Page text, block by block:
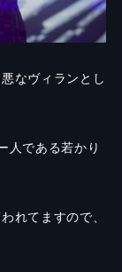
なヴィランとし
人である若かり
れてますので、